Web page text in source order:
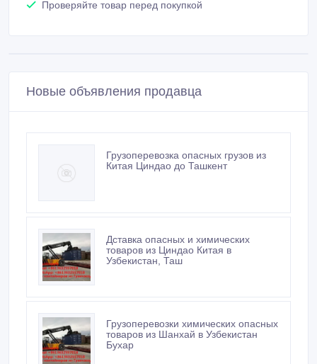
Проверяйте товар перед покупкой
Новые объявления продавца
Грузоперевозка опасных грузов из
Китая Циндао до Ташкент
Дставка опасных и химических
товаров из Циндао Китая в
Узбекистан, Таш
Грузоперевозки химических опасных
товаров из Шанхай в Узбекистан
Бухар